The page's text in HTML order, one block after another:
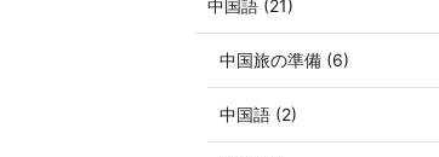
中国語 (21)
中国旅の準備 (6)
中国語 (2)